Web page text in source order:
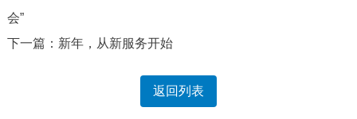
会”
下一篇：新年，从新服务开始
返回列表